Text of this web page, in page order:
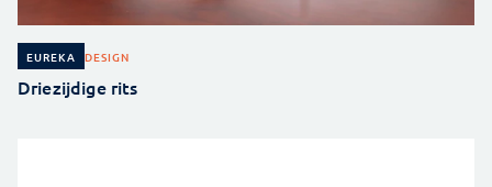
EUREKA DESIGN
Driezijdige rits